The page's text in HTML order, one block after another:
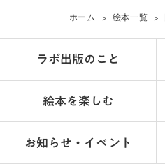
ホーム 絵本一覧
ラボ出版のこと
絵本を楽しむ
お知らせ・イベント